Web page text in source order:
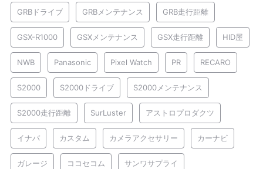
GRBドライブ GRBメンテナンス GRB走行距離
GSX-R1000 GSXメンテナンス GSX走行距離 HID屋
NWB Panasonic Pixel Watch PR RECARO
S2000 S2000ドライブ S2000メンテナンス
S2000走行距離 SurLuster アストロプロダクツ
イナバ カスタム カメラアクセサリー カーナビ
ガレージ ココセコム サンワサプライ